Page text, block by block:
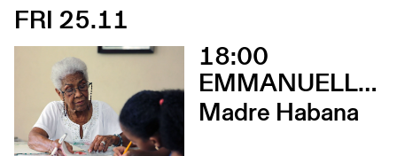
FRI 25.11
18:00
EMMANUELLE DE RIEDMATTEN
Madre Habana